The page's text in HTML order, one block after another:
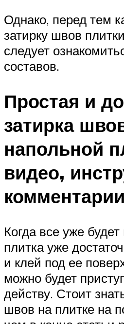
Однако, перед тем
затирку швов
следует
составов.
Простая и
затирка
напольной
видео,
комментарии
Когда все уже будет
плитка уже
и клей под ее
можно будет
действу. Стоит
швов на плитке на